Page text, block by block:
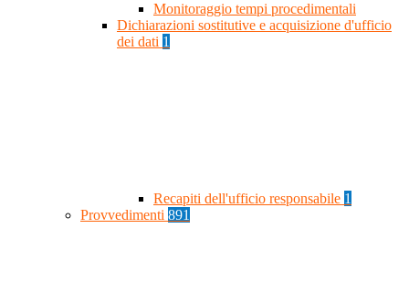
Monitoraggio tempi procedimentali
Dichiarazioni sostitutive e acquisizione d'ufficio
dei dati 1
Recapiti dell'ufficio responsabile 1
Provvedimenti 891